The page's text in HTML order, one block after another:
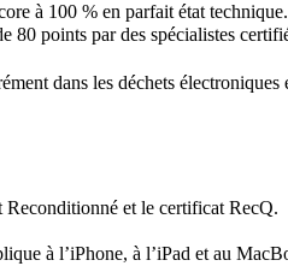
à 100 % en parfait état
points par des spécialistes
dans les déchets
Reconditionné et le certificat RecQ.
à l’iPhone, à l’iPad et au